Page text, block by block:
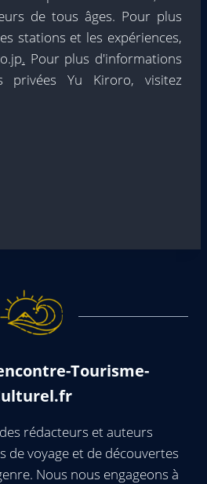
de tous âges. Pour plus
stations et les expériences,
. Pour plus d'informations
privées Yu Kiroro, visitez
Tourisme-
rédacteurs et auteurs
de voyage et de découvertes
Nous nous engageons à